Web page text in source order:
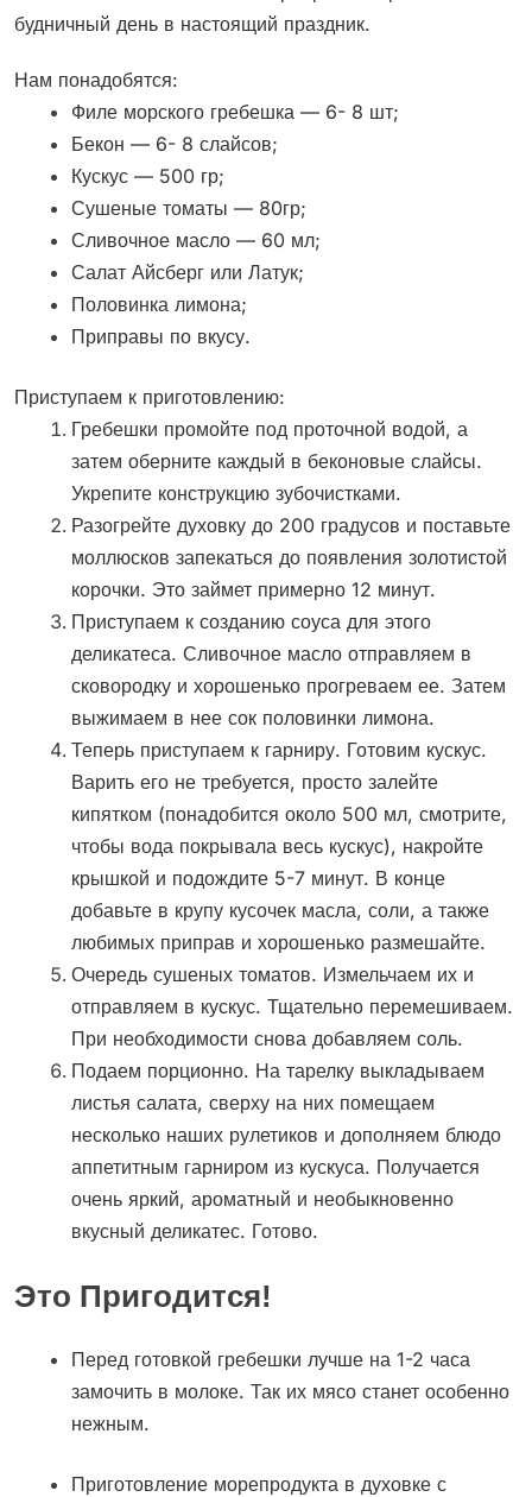
будничный день в настоящий праздник.
Нам понадобятся:
Филе морского гребешка — 6- 8 шт;
Бекон — 6- 8 слайсов;
Кускус — 500 гр;
Сушеные томаты — 80гр;
Сливочное масло — 60 мл;
Салат Айсберг или Латук;
Половинка лимона;
Приправы по вкусу.
Приступаем к приготовлению:
Гребешки промойте под проточной водой, а
затем оберните каждый в беконовые слайсы.
Укрепите конструкцию зубочистками.
Разогрейте духовку до 200 градусов и поставьте
моллюсков запекаться до появления золотистой
корочки. Это займет примерно 12 минут.
Приступаем к созданию соуса для этого
деликатеса. Сливочное масло отправляем в
сковородку и хорошенько прогреваем ее. Затем
выжимаем в нее сок половинки лимона.
Теперь приступаем к гарниру. Готовим кускус.
Варить его не требуется, просто залейте
кипятком (понадобится около 500 мл, смотрите,
чтобы вода покрывала весь кускус), накройте
крышкой и подождите 5-7 минут. В конце
добавьте в крупу кусочек масла, соли, а также
любимых приправ и хорошенько размешайте.
Очередь сушеных томатов. Измельчаем их и
отправляем в кускус. Тщательно перемешиваем.
При необходимости снова добавляем соль.
Подаем порционно. На тарелку выкладываем
листья салата, сверху на них помещаем
несколько наших рулетиков и дополняем блюдо
аппетитным гарниром из кускуса. Получается
очень яркий, ароматный и необыкновенно
вкусный деликатес. Готово.
Это Пригодится!
Перед готовкой гребешки лучше на 1-2 часа
замочить в молоке. Так их мясо станет особенно
нежным.
Приготовление морепродукта в духовке с